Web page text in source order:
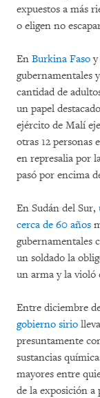
expuestos a más
o eligen no
En Burkina Fasoy
gubernamentales
cantidad de
un papel
ejército de Malí
otras 12 personas
en represalia por
pasó por encima
En Sudán del Sur,
cerca de 60 años
gubernamentales
un soldado la
un arma y la violó
Entre diciembre
gobierno sirio
presuntamente
sustancias
mayores entre
de la exposición a